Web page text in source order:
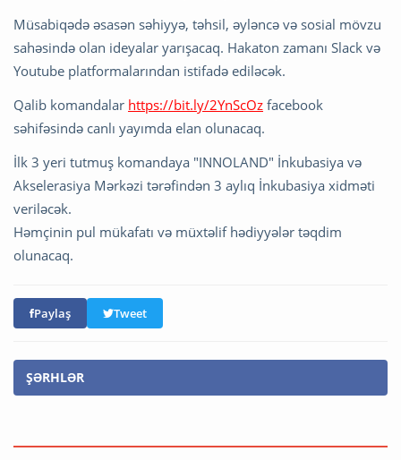
Müsabiqədə əsasən səhiyyə, təhsil, əyləncə və sosial mövzu
sahəsində olan ideyalar yarışacaq. Hakaton zamanı Slack və
Youtube platformalarından istifadə ediləcək.
Qalib komandalar https://bit.ly/2YnScOz facebook
səhifəsində canlı yayımda elan olunacaq.
İlk 3 yeri tutmuş komandaya "INNOLAND" İnkubasiya və
Akselerasiya Mərkəzi tərəfindən 3 aylıq İnkubasiya xidməti
veriləcək.
Həmçinin pul mükafatı və müxtəlif hədiyyələr təqdim
olunacaq.
Paylaş Tweet
ŞƏRHLƏR